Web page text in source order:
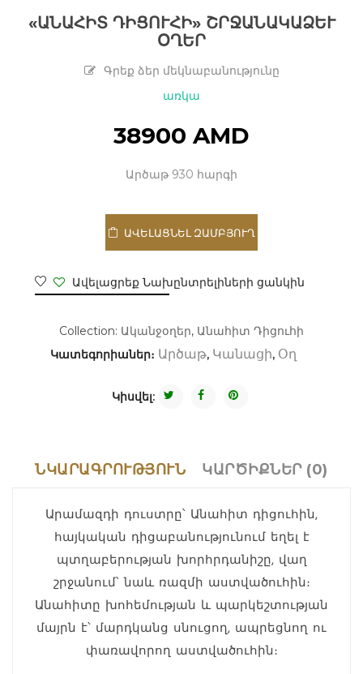
«ԱՆԱՀԻՏ ԴԻՑՈՒՀԻ» ՇՐՋԱՆԱԿԱՁԵՒ Օ
ՂԵՐ
Գրեք ձեր մեկնաբանությունը
առկա
38900 AMD
Արծաթ 930 հարգի
ԱՎԵԼԱՑՆԵԼ ԶԱՄԲՅՈՒՂ
Ավելացրեք Նախընտրելիների ցանկին
Collection: Ականջօղեր, Անահիտ Դիցուհի
Կատեգորիաներ։ Արծաթ, Կանացի, Օղ
Կիսվել:
ՆԿԱՐԱԳՐՈՒԹՅՈՒՆ ԿԱՐԾԻՔՆԵՐ (0)
Արամազդի դուստրը՝ Անահիտ դիցուհին,
հայկական դիցաբանությունում եղել է
պտղաբերության խորհրդանիշը, վաղ
շրջանում՝ նաև ռազմի աստվածուհին։
Անահիտը խոհեմության և պարկեշտության
մայրն է՝ մարդկանց սնուցող, ապրեցնող ու
փառավորող աստվածուհին։